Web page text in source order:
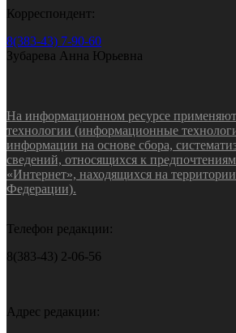
Корреспондент:
8(383-43) 7-90-60
Зубарева Анна Юрьевна
На информационном ресурсе
технологии (информационные
информации на основе сбора,
сведений, относящихся к предпочтениям
«Интернет», находящихся на
Федерации).
Телефон редакции:
8(383-43) 2-06-56
Адрес редакции: